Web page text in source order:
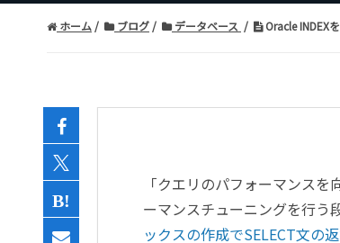
ホーム ブログ データベース Oracle INDEX
「クエリのパフォーマンス
ーマンスチューニングを行う
ックスの作成でSELECT文の